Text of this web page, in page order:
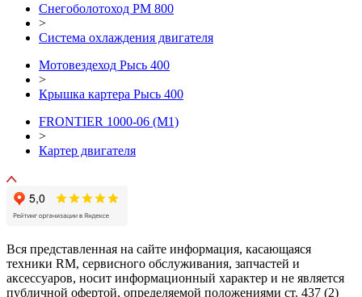
Снегоболотоход РМ 800
>
Система охлаждения двигателя
Мотовездеход Рысь 400
>
Крышка картера Рысь 400
FRONTIER 1000-06 (М1)
>
Картер двигателя
Вся представленная на сайте информация, касающаяся
техники RM, сервисного обслуживания, запчастей и
аксессуаров, носит информационный характер и не является
публичной офертой, определяемой положениями ст. 437 (2)